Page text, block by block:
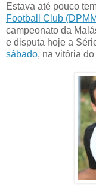
Estava até pouco
Football Club
campeonato da
e disputa hoje a
sábado, na vitória